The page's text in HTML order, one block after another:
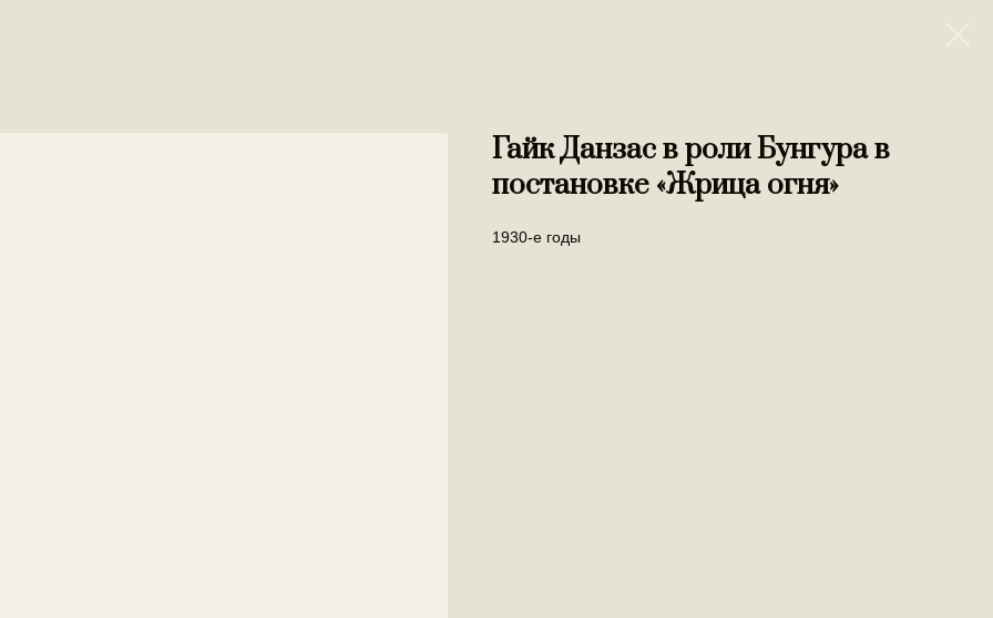
Гайк Данзас в роли Бунгура в
постановке «Жрица огня»
1930-е годы